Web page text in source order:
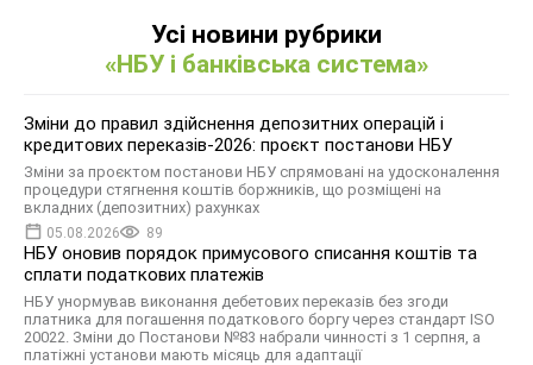
Усі новини рубрики
«НБУ і банківська система»
Зміни до правил здійснення депозитних операцій і
кредитових переказів-2026: проєкт постанови НБУ
Зміни за проєктом постанови НБУ спрямовані на удосконалення
процедури стягнення коштів боржників, що розміщені на
вкладних (депозитних) рахунках
05.08.2026 89
НБУ оновив порядок примусового списання коштів та
сплати податкових платежів
НБУ унормував виконання дебетових переказів без згоди
платника для погашення податкового боргу через стандарт ISO
20022. Зміни до Постанови №83 набрали чинності з 1 серпня, а
платіжні установи мають місяць для адаптації